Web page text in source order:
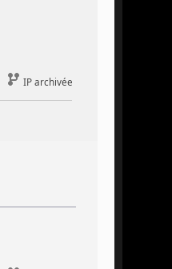
IP archivée